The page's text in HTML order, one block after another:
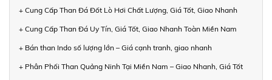
+ Cung Cấp Than Đá Đốt Lò Hơi Chất Lượng, Giá Tốt, Giao Nhanh
+ Cung Cấp Than Đá Uy Tín, Giá Tốt, Giao Nhanh Toàn Miền Nam
+ Bán than Indo số lượng lớn – Giá cạnh tranh, giao nhanh
+ Phân Phối Than Quảng Ninh Tại Miền Nam – Giao Nhanh, Giá Tốt